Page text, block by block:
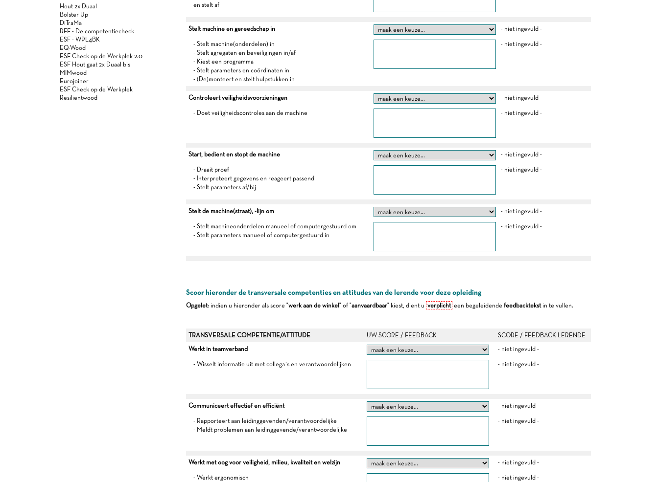
Hout 2x Duaal
Bolster Up
DiTraMa
RFF - De competentiecheck
ESF - WPL4BK
EQ-Wood
ESF Check op de Werkplek 2.0
ESF Hout gaat 2x Duaal bis
MIMwood
Eurojoiner
ESF Check op de Werkplek
Resilientwood
en stelt af
Stelt machine en gereedschap in - niet ingevuld -
- Stelt machine(onderdelen) in
- Stelt agregaten en beveiligingen in/af
- Kiest een programma
- Stelt parameters en coördinaten in
- (De)monteert en stelt hulpstukken in
- niet ingevuld -
Controleert veiligheidsvoorzieningen - niet ingevuld -
- Doet veiligheidscontroles aan de machine - niet ingevuld -
Start, bedient en stopt de machine - niet ingevuld -
- Draait proef
- Interpreteert gegevens en reageert passend
- Stelt parameters af/bij
- niet ingevuld -
Stelt de machine(straat), -lijn om - niet ingevuld -
- Stelt machineonderdelen manueel of computergestuurd om
- Stelt parameters manueel of computergestuurd in
- niet ingevuld -
Scoor hieronder de transversale competenties en attitudes van de lerende voor deze opleiding
Opgelet: indien u hieronder als score "werk aan de winkel " of "aanvaardbaar" kiest, dient u verplichteen begeleidende feedbacktekstin te vullen.
TRANSVERSALE COMPETENTIE/ATTITUDE UW SCORE / FEEDBACK
SCORE / FEEDBACK LERENDE
Werkt in teamverband
- niet ingevuld -
- Wisselt informatie uit met collega’s en verantwoordelijken - niet ingevuld -
Communiceert effectief en efficiënt - niet ingevuld -
- Rapporteert aan leidinggevenden/verantwoordelijke
- Meldt problemen aan leidinggevende/verantwoordelijke
- niet ingevuld -
Werkt met oog voor veiligheid, milieu, kwaliteit en welzijn - niet ingevuld -
- Werkt ergonomisch
- niet ingevuld -